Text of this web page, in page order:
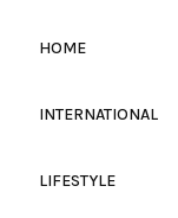
HOME
INTERNATIONAL
LIFESTYLE